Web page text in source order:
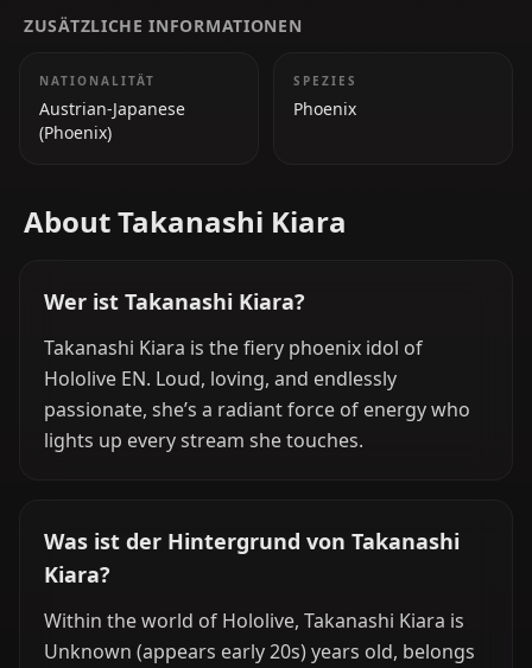
ZUSÄTZLICHE INFORMATIONEN
NATIONALITÄT
Austrian-Japanese
(Phoenix)
SPEZIES
Phoenix
About Takanashi Kiara
Wer ist Takanashi Kiara?
Takanashi Kiara is the fiery phoenix idol of
Hololive EN. Loud, loving, and endlessly
passionate, she’s a radiant force of energy who
lights up every stream she touches.
Was ist der Hintergrund von Takanashi
Kiara?
Within the world of Hololive, Takanashi Kiara is
Unknown (appears early 20s) years old, belongs